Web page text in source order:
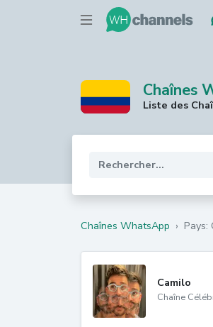
Chaînes
Liste des
Chaînes WhatsApp › Pays:
Camilo
Chaîne